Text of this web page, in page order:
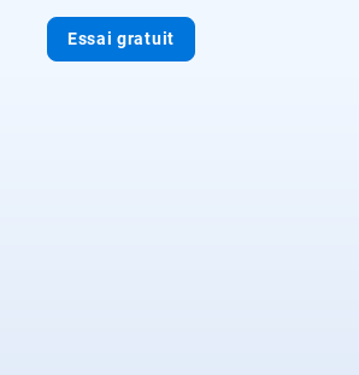
Essai gratuit